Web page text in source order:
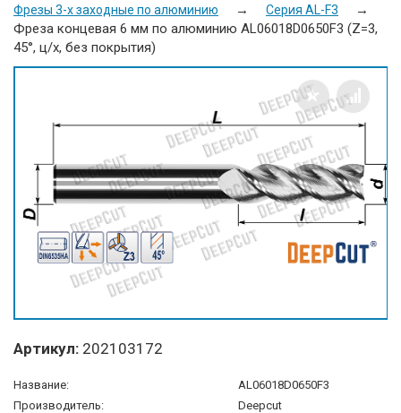
Фрезы 3-х заходные по алюминию → Серия AL-F3
→
Фреза концевая 6 мм по алюминию AL06018D0650F3 (Z=3,
45°, ц/х, без покрытия)
Артикул: 202103172
Название:
AL06018D0650F3
Производитель:
Deepcut